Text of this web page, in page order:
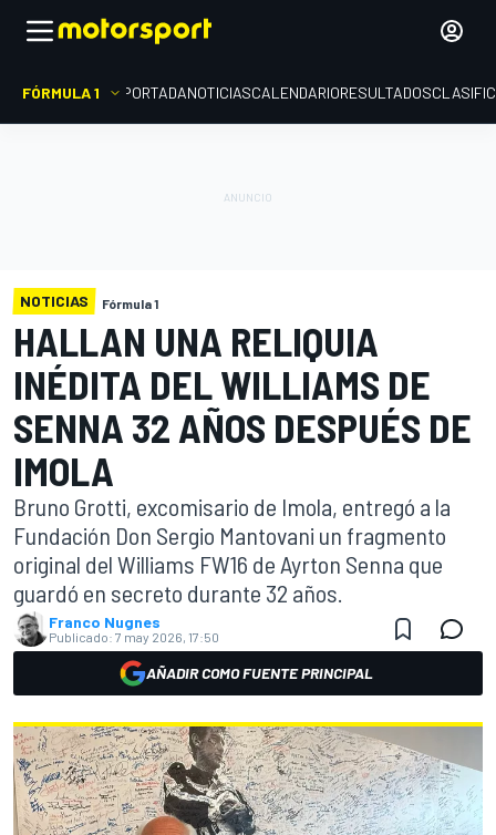
FÓRMULA 1 PORTADANOTICIASCALENDARIORESULTADOS
NOTICIAS Fórmula 1
HALLAN UNA RELIQUIA
INÉDITA DEL WILLIAMS DE
SENNA 32 AÑOS DESPUÉS DE
IMOLA
Bruno Grotti, excomisario de Imola, entregó a la
Fundación Don Sergio Mantovani un fragmento
original del Williams FW16 de Ayrton Senna que
guardó en secreto durante 32 años.
Franco Nugnes
Publicado: 7 may 2026, 17:50
AÑADIR COMO FUENTE PRINCIPAL